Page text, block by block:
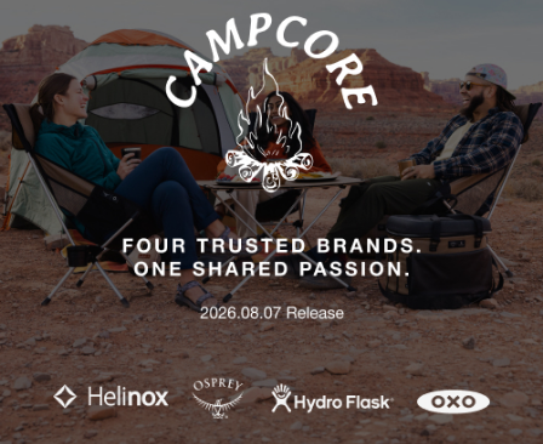
Company
(주) 헬리녹스 대표자명 : 강연수 사업자등록번호: 101-86-83690(사업자정보확인)
통신판매업신고 : 2020-서울용산-0047
개인정보 보호 책임자 : 이규성
E-Mail :hi@helinox.com
HCC 운영 시간 | 서울: 월-목 11:00-19:30 / 금-일·공휴일 11:00-21:00 | 부산·제주: 매일 11:00-
19:30 | 여주: 5월-10월 매일 10:30-21:00 / 11월-4월 월-목 10:30-20:30, 금-일·공휴일 10:30-
21:00
고객센터: 02-730-1928(평일 10시-16시 / 점심시간 : 12시-13시)